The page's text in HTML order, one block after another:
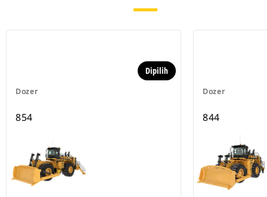
Dozer
Dipilih
854
Dozer
844